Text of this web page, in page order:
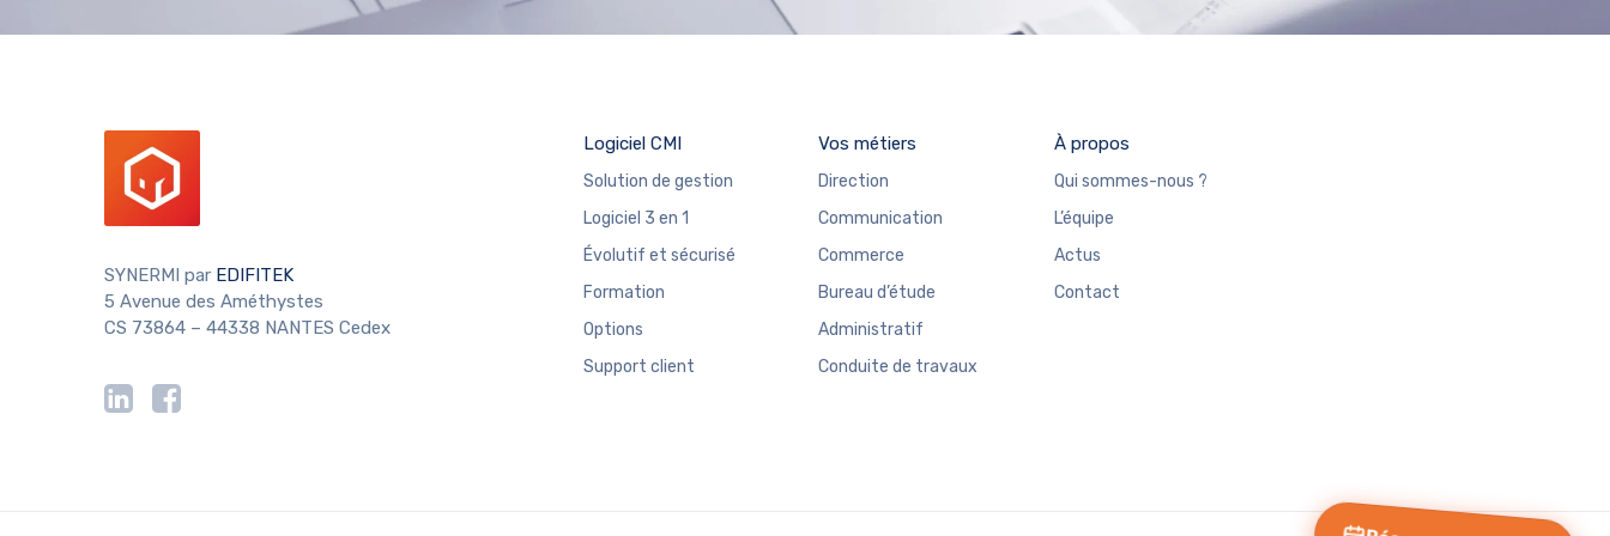
SYNERMI par EDIFITEK
5 Avenue des Améthystes
CS 73864 – 44338 NANTES Cedex
Logiciel CMI
Solution de gestion
Logiciel 3 en 1
Évolutif et sécurisé
Formation
Options
Support client
Vos métiers
Direction
Communication
Commerce
Bureau d’étude
Administratif
Conduite de travaux
À propos
Qui sommes-nous ?
L’équipe
Actus
Contact